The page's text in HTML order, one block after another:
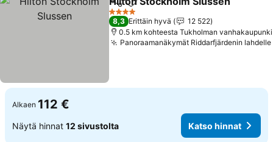
Jaa Lisää suosikkeihin
4 Tähtiluokitus
8,3 Erittäin hyvä
12 522
0.5 km kohteesta Tukholman vanhakaupunki
Panoraamanäkymät Riddarfjärdenin lahdelle
Alkaen 112 €
Näytä hinnat 12 sivustolta Katso hinnat